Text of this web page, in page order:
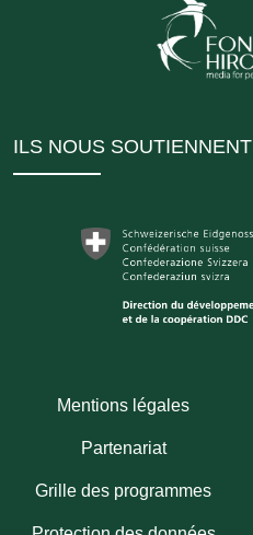
ILS NOUS SOUTIENNENT
Mentions légales
Partenariat
Grille des programmes